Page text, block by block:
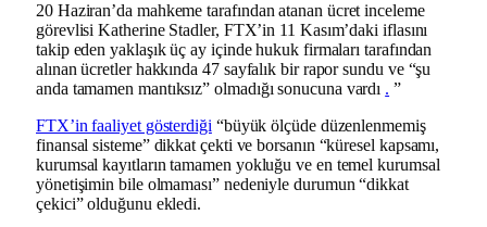
20 Haziran’da mahkeme tarafından atanan ücret inceleme
görevlisi Katherine Stadler, FTX’in 11 Kasım’daki iflasını
takip eden yaklaşık üç ay içinde hukuk firmaları tarafından
alınan ücretler hakkında 47 sayfalık bir rapor sundu ve “şu
anda tamamen mantıksız” olmadığı sonucuna vardı . ”
FTX’in faaliyet gösterdiği “büyük ölçüde düzenlenmemiş
finansal sisteme” dikkat çekti ve borsanın “küresel kapsamı,
kurumsal kayıtların tamamen yokluğu ve en temel kurumsal
yönetişimin bile olmaması” nedeniyle durumun “dikkat
çekici” olduğunu ekledi.